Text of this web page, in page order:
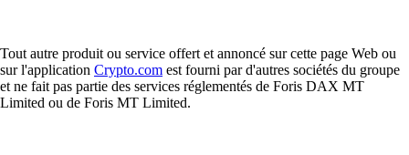
Tout autre produit ou service offert et annoncé sur cette page Web ou
sur l'application Crypto.com est fourni par d'autres sociétés du groupe
et ne fait pas partie des services réglementés de Foris DAX MT
Limited ou de Foris MT Limited.